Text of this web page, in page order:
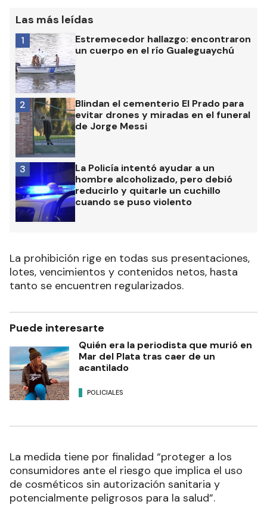
Las más leídas
Estremecedor hallazgo: encontraron
un cuerpo en el río Gualeguaychú
1
Blindan el cementerio El Prado para
evitar drones y miradas en el funeral
de Jorge Messi
2
La Policía intentó ayudar a un
hombre alcoholizado, pero debió
reducirlo y quitarle un cuchillo
cuando se puso violento
3
La prohibición rige en todas sus presentaciones,
lotes, vencimientos y contenidos netos, hasta
tanto se encuentren regularizados.
Puede interesarte
Quién era la periodista que murió en
Mar del Plata tras caer de un
acantilado
POLICIALES
La medida tiene por finalidad “proteger a los
consumidores ante el riesgo que implica el uso
de cosméticos sin autorización sanitaria y
potencialmente peligrosos para la salud”.